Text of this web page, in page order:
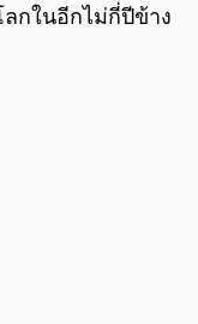
ลกในอีกไม่กี่ปีข้าง